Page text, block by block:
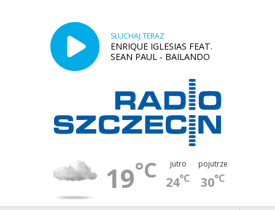
SŁUCHAJ TERAZ
ENRIQUE IGLESIAS FEAT.
SEAN PAUL - BAILANDO
19°C jutro
24°C
pojutrze
30°C